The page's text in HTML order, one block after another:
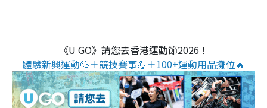
《U GO》請您去香港運動節2026！
體驗新興運動💦＋競技賽事💪＋100+運動用品攤位🔥